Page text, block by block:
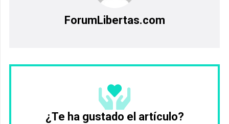
ForumLibertas.com
¿Te ha gustado el artículo?